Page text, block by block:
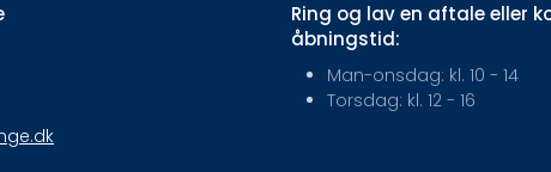
Ring og lav en aftale eller
åbningstid:
Man-onsdag: kl. 10 - 14
Torsdag: kl. 12 - 16